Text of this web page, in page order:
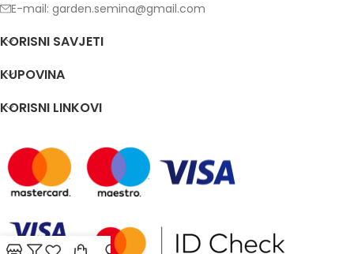
E-mail: garden.semina@gmail.com
KORISNI SAVJETI
KUPOVINA
KORISNI LINKOVI